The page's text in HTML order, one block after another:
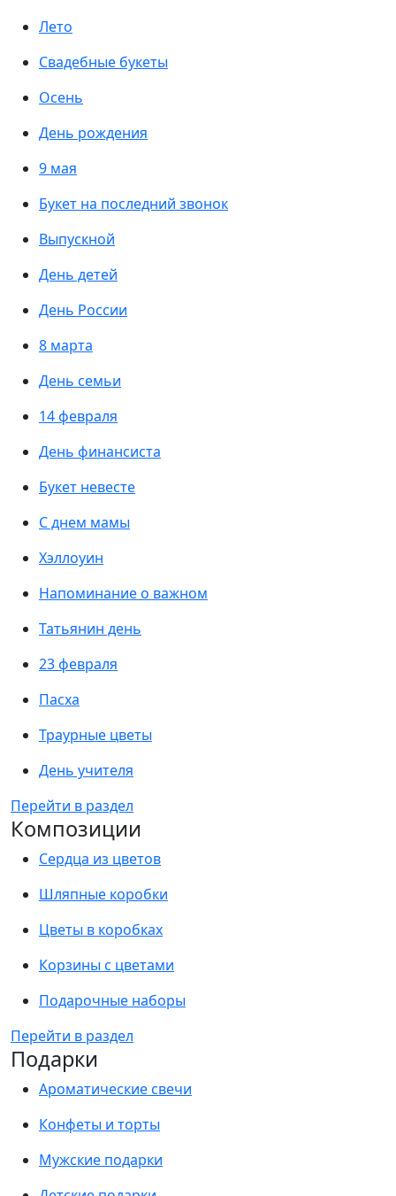
Лето
Свадебные букеты
Осень
День рождения
9 мая
Букет на последний звонок
Выпускной
День детей
День России
8 марта
День семьи
14 февраля
День финансиста
Букет невесте
С днем мамы
Хэллоуин
Напоминание о важном
Татьянин день
23 февраля
Пасха
Траурные цветы
День учителя
Перейти в раздел
Композиции
Сердца из цветов
Шляпные коробки
Цветы в коробках
Корзины с цветами
Подарочные наборы
Перейти в раздел
Подарки
Ароматические свечи
Конфеты и торты
Мужские подарки